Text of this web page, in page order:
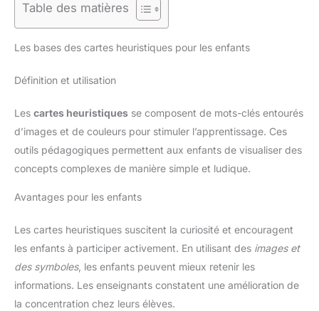
Table des matières
Les bases des cartes heuristiques pour les enfants
Définition et utilisation
Les cartes heuristiques se composent de mots-clés entourés
d’images et de couleurs pour stimuler l’apprentissage. Ces
outils pédagogiques permettent aux enfants de visualiser des
concepts complexes de manière simple et ludique.
Avantages pour les enfants
Les cartes heuristiques suscitent la curiosité et encouragent
les enfants à participer activement. En utilisant des images et
des symboles, les enfants peuvent mieux retenir les
informations. Les enseignants constatent une amélioration de
la concentration chez leurs élèves.